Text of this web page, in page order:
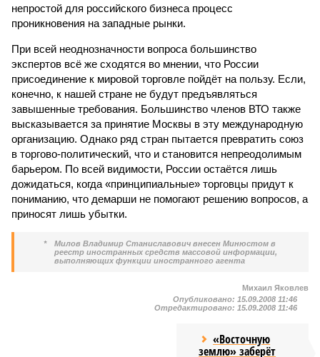
непростой для российского бизнеса процесс
проникновения на западные рынки.
При всей неоднозначности вопроса большинство
экспертов всё же сходятся во мнении, что России
присоединение к мировой торговле пойдёт на пользу. Если,
конечно, к нашей стране не будут предъявляться
завышенные требования. Большинство членов ВТО также
высказывается за принятие Москвы в эту международную
организацию. Однако ряд стран пытается превратить союз
в торгово-политический, что и становится непреодолимым
барьером. По всей видимости, России остаётся лишь
дожидаться, когда «принципиальные» торговцы придут к
пониманию, что демарши не помогают решению вопросов, а
приносят лишь убытки.
*
Милов Владимир Станиславович внесен Минюстом в
реестр иностранных средств массовой информации,
выполняющих функции иностранного агента
Михаил Яковлев
Опубликовано: 15.09.2008 11:46
Отредактировано: 15.09.2008 11:46
«Восточную
землю» заберёт